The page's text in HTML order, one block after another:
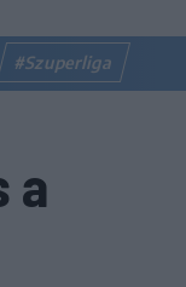
#Szuperliga
a